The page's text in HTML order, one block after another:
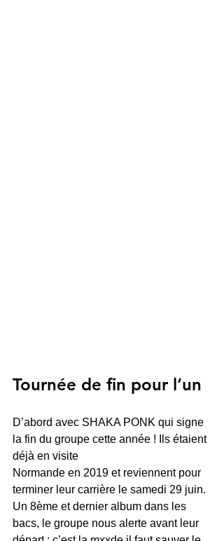
Tournée de fin pour l’un
D’abord avec SHAKA PONK qui signe
la fin du groupe cette année ! Ils étaient
déjà en visite
Normande en 2019 et reviennent pour
terminer leur carrière le samedi 29 juin.
Un 8ème et dernier album dans les
bacs, le groupe nous alerte avant leur